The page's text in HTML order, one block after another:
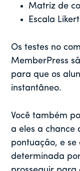
Matriz de
Escala Likert
Os testes no
MemberPress
para que os
instantâneo.
Você também
a eles a chance
pontuação, e
determinada